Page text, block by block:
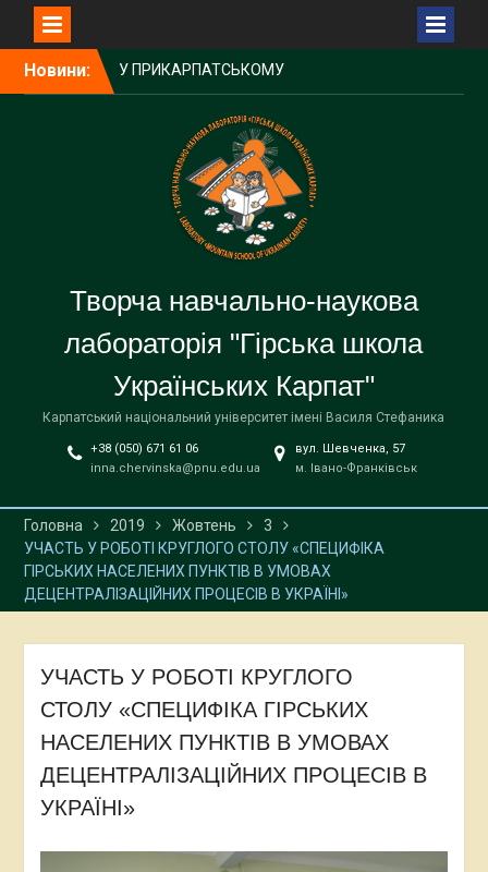
Новини:
ФЕСТИВАЛЬ
ДІАСПОРИ ТА ЗАКЛАДІВ
ОСВІТИ УКРАЇНИ
БУДІВНИЧИЙ
ГУЦУЛЬСЬКОЇ ШКОЛИ –
НАРОДНИЙ УЧИТЕЛЬ
УКРАЇНИ, ПОЧЕСНИЙ
ПРОФЕСОР
ЛОСЮК
ГАЛА-КОНЦЕРТ
УЧАСНИКІВ ФЕСТИВАЛЮ-
КОНКУРСУ. СВЯТО
ВДЯЧНОСТІ, МРІЙ ТА
ПЕРЕМОГ «НЕЗЛАМНІ
ЗНАННЯМИ»
Творча навчально-наукова
лабораторія "Гірська школа
Українських Карпат"
Карпатський національний університет імені Василя Стефаника
+38 (050) 671 61 06
inna.chervinska@pnu.edu.ua
вул. Шевченка, 57
м. Івано-Франківськ
Головна 2019 Жовтень
3
УЧАСТЬ У РОБОТІ КРУГЛОГО СТОЛУ «СПЕЦИФІКА
ГІРСЬКИХ НАСЕЛЕНИХ ПУНКТІВ В УМОВАХ
ДЕЦЕНТРАЛІЗАЦІЙНИХ ПРОЦЕСІВ В УКРАЇНІ»
УЧАСТЬ У РОБОТІ КРУГЛОГО
СТОЛУ «СПЕЦИФІКА ГІРСЬКИХ
НАСЕЛЕНИХ ПУНКТІВ В УМОВАХ
ДЕЦЕНТРАЛІЗАЦІЙНИХ ПРОЦЕСІВ В
УКРАЇНІ»